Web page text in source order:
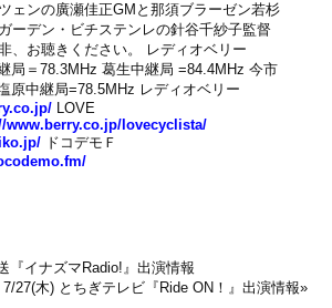
ェンの廣瀬佳正GMと那須ブラーゼン若杉
ーデン・ビチステンレの針谷千紗子監督
、お聴きください。 レディオベリー
局＝78.3MHz 葛生中継局 =84.4MHz 今市
原中継局=78.5MHz レディオベリー
LOVE
www.berry.co.jp/lovecyclista/
ドコデモＦ
『イナズマRadio!』出演情報
7/27(木) とちぎテレビ『Ride ON！』出演情報»